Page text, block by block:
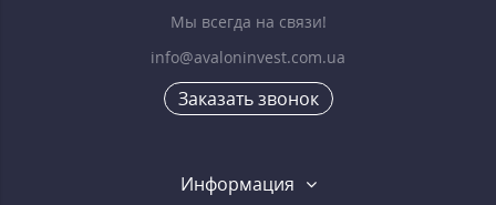
Мы всегда на связи!
info@avaloninvest.com.ua
Заказать звонок
Информация